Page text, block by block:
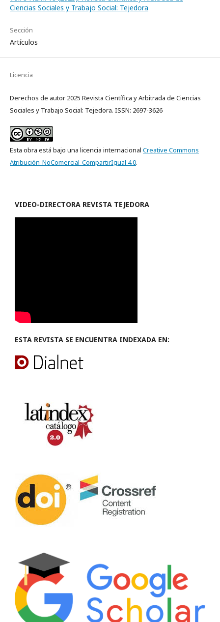
Ciencias Sociales y Trabajo Social: Tejedora
Sección
Artículos
Licencia
Derechos de autor 2025 Revista Científica y Arbitrada de Ciencias
Sociales y Trabajo Social: Tejedora. ISSN: 2697-3626
Esta obra está bajo una licencia internacional Creative Commons
Atribución-NoComercial-CompartirIgual 4.0.
VIDEO-DIRECTORA REVISTA TEJEDORA
ESTA REVISTA SE ENCUENTRA INDEXADA EN: